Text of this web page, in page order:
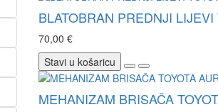
BLATOBRAN PREDNJI LIJEVI
70,00 €
Stavi u košaricu
MEHANIZAM BRISAČA